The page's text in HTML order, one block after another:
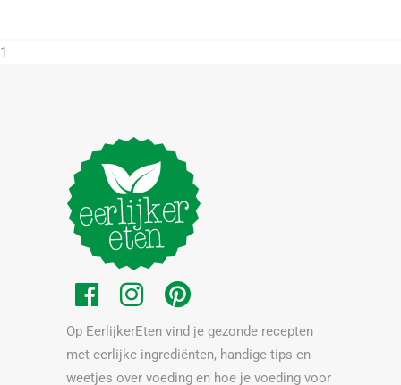
1
Op EerlijkerEten vind je gezonde recepten
met eerlijke ingrediënten, handige tips en
weetjes over voeding en hoe je voeding voor